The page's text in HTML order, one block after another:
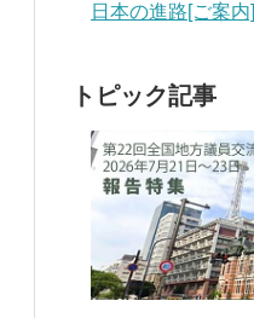
日本の進路[ご案内]
トピック記事